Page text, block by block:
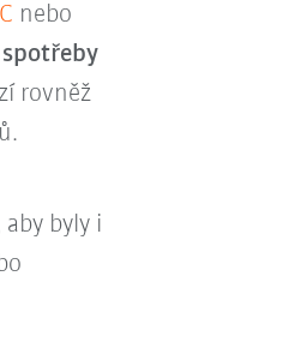
nebo
rovněž
byly i